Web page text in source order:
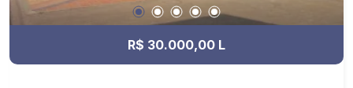
R$ 30.000,00 L